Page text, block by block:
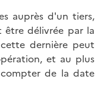
auprès d'un tiers,
délivrée par la
dernière peut
et au plus
de la date